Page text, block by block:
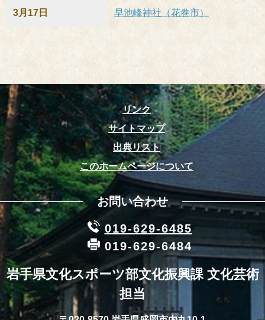
3月17日 早池峰神社（花巻市）
リンク
サイトマップ
出典リスト
このホームページについて
お問い合わせ
019-629-6485
019-629-6484
岩手県文化スポーツ部文化振興課 文化芸術
担当